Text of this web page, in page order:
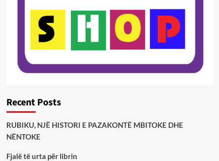
Recent Posts
RUBIKU, NJË HISTORI E PAZAKONTË MBITOKE DHE
NËNTOKE
Fjalë të urta për librin